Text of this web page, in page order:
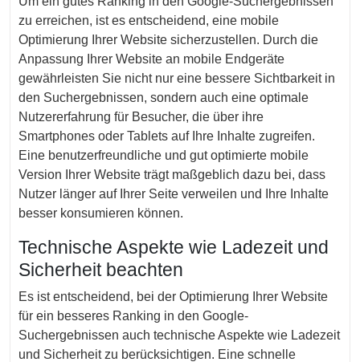
zu erreichen, ist es entscheidend, eine mobile
Optimierung Ihrer Website sicherzustellen. Durch die
Anpassung Ihrer Website an mobile Endgeräte
gewährleisten Sie nicht nur eine bessere Sichtbarkeit in
den Suchergebnissen, sondern auch eine optimale
Nutzererfahrung für Besucher, die über ihre
Smartphones oder Tablets auf Ihre Inhalte zugreifen.
Eine benutzerfreundliche und gut optimierte mobile
Version Ihrer Website trägt maßgeblich dazu bei, dass
Nutzer länger auf Ihrer Seite verweilen und Ihre Inhalte
besser konsumieren können.
Technische Aspekte wie Ladezeit und
Sicherheit beachten
Es ist entscheidend, bei der Optimierung Ihrer Website
für ein besseres Ranking in den Google-
Suchergebnissen auch technische Aspekte wie Ladezeit
und Sicherheit zu berücksichtigen. Eine schnelle